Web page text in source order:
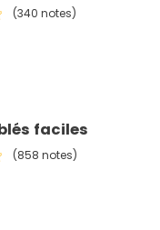
(340 notes)
faciles
(858 notes)